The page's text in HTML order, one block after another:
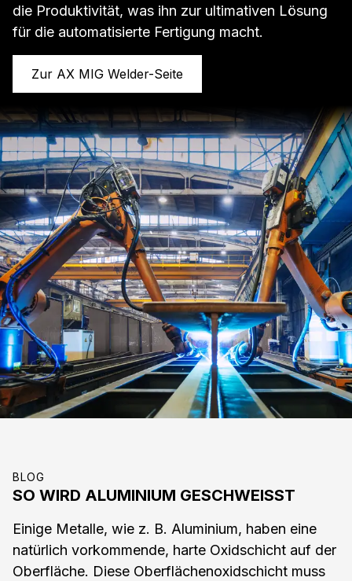
die Produktivität, was ihn zur ultimativen Lösung
für die automatisierte Fertigung macht.
Zur AX MIG Welder-Seite
SO WIRD ALUMINIUM GESCHWEISST
BLOG
Einige Metalle, wie z. B. Aluminium, haben eine
natürlich vorkommende, harte Oxidschicht auf der
Oberfläche. Diese Oberflächenoxidschicht muss